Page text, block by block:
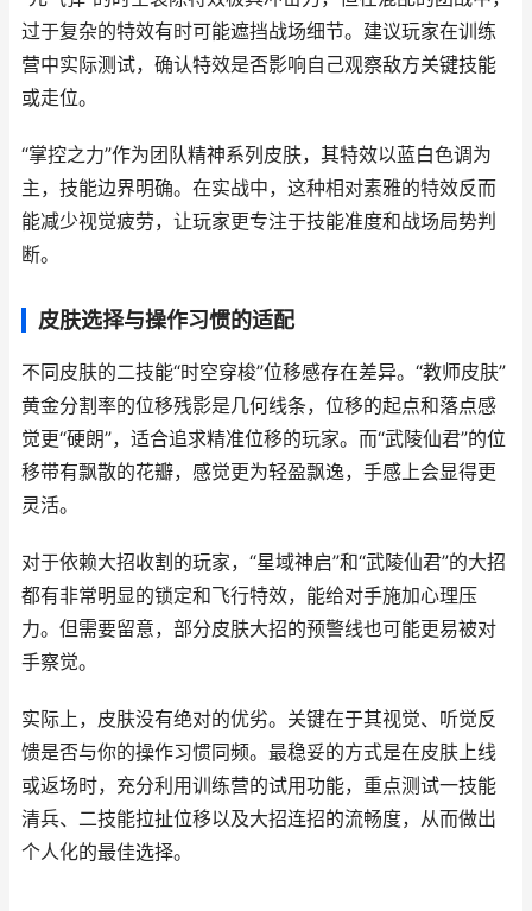
过于复杂的特效有时可能遮挡战场细节。建议玩家在训练
营中实际测试，确认特效是否影响自己观察敌方关键技能
或走位。
“掌控之力”作为团队精神系列皮肤，其特效以蓝白色调为
主，技能边界明确。在实战中，这种相对素雅的特效反而
能减少视觉疲劳，让玩家更专注于技能准度和战场局势判
断。
皮肤选择与操作习惯的适配
不同皮肤的二技能“时空穿梭”位移感存在差异。“教师皮肤”
黄金分割率的位移残影是几何线条，位移的起点和落点感
觉更“硬朗”，适合追求精准位移的玩家。而“武陵仙君”的位
移带有飘散的花瓣，感觉更为轻盈飘逸，手感上会显得更
灵活。
对于依赖大招收割的玩家，“星域神启”和“武陵仙君”的大招
都有非常明显的锁定和飞行特效，能给对手施加心理压
力。但需要留意，部分皮肤大招的预警线也可能更易被对
手察觉。
实际上，皮肤没有绝对的优劣。关键在于其视觉、听觉反
馈是否与你的操作习惯同频。最稳妥的方式是在皮肤上线
或返场时，充分利用训练营的试用功能，重点测试一技能
清兵、二技能拉扯位移以及大招连招的流畅度，从而做出
个人化的最佳选择。